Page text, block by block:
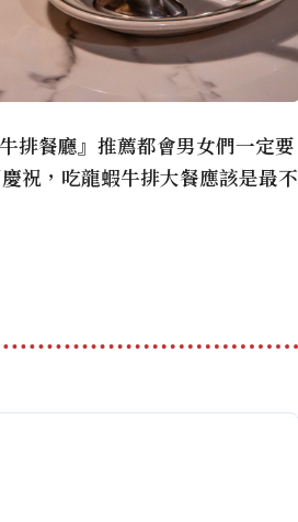
排餐廳』推薦都會男女們一定要
祝，吃龍蝦牛排大餐應該是最不